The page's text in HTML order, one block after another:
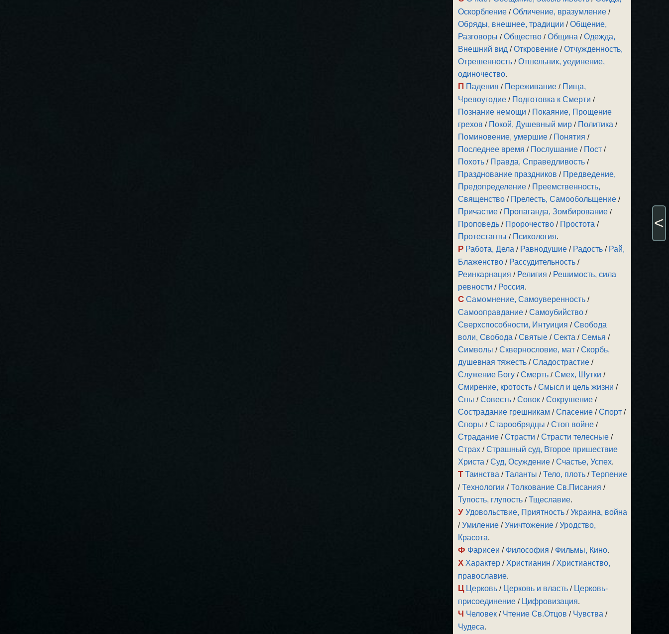
Оскорбление /Обличение, вразумление /
Обряды, внешнее, традиции /Общение,
Разговоры /Общество /Община /Одежда,
Внешний вид /Откровение /Отчужденность,
Отрешенность /Отшельник, уединение,
одиночество.
П Падения / Переживание / Пища,
Чревоугодие / Подготовка к Смерти /
Познание немощи / Покаяние, Прощение
грехов / Покой, Душевный мир / Политика /
Поминовение, умершие / Понятия /
Последнее время / Послушание / Пост /
Похоть / Правда, Справедливость /
Празднование праздников / Предведение,
Предопределение / Преемственность,
Священство / Прелесть, Самообольщение /
Причастие / Пропаганда, Зомбирование /
Проповедь / Пророчество / Простота /
Протестанты / Психология.
Р Работа, Дела / Равнодушие / Радость / Рай,
Блаженство / Рассудительность /
Реинкарнация / Религия / Решимость, сила
ревности / Россия.
С Самомнение, Самоуверенность /
Самооправдание /Самоубийство /
Сверхспособности, Интуиция /Свобода
воли, Свобода /Святые /Секта /Семья /
Символы /Сквернословие, мат /Скорбь,
душевная тяжесть /Сладострастие /
Служение Богу /Смерть /Смех, Шутки /
Смирение, кротость /Смысл и цель жизни /
Сны /Совесть /Совок /Сокрушение /
Сострадание грешникам /Спасение /Спорт /
Споры /Старообрядцы /Стоп войне /
Страдание /Страсти /Страсти телесные /
Страх /Страшный суд, Второе пришествие
Христа /Суд, Осуждение /Счастье, Успех.
Т Таинства /Таланты /Тело, плоть /Терпение
/Технологии /Толкование Св.Писания /
Тупость, глупость /Тщеславие.
У Удовольствие, Приятность /Украина, война
/Умиление /Уничтожение /Уродство,
Красота.
Ф Фарисеи / Философия / Фильмы, Кино.
Х Характер / Христианин / Христианство,
православие.
Ц Церковь / Церковь и власть / Церковь-
присоединение / Цифровизация.
Ч Человек / Чтение Св.Отцов / Чувства /
Чудеса.
<